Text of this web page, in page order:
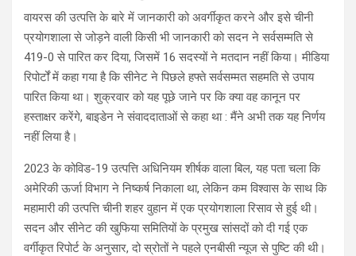
वायरस की उत्पत्ति के बारे में जानकारी को अवर्गीकृत करने और इसे चीनी
प्रयोगशाला से जोड़ने वाली किसी भी जानकारी को सदन ने सर्वसम्मति से
419-0 से पारित कर दिया, जिसमें 16 सदस्यों ने मतदान नहीं किया। मीडिया
रिपोर्टों में कहा गया है कि सीनेट ने पिछले हफ्ते सर्वसम्मत सहमति से उपाय
पारित किया था। शुक्रवार को यह पूछे जाने पर कि क्या वह कानून पर
हस्ताक्षर करेंगे, बाइडेन ने संवाददाताओं से कहा था : मैंने अभी तक यह निर्णय
नहीं लिया है।
2023 के कोविड-19 उत्पत्ति अधिनियम शीर्षक वाला बिल, यह पता चला कि
अमेरिकी ऊर्जा विभाग ने निष्कर्ष निकाला था, लेकिन कम विश्वास के साथ कि
महामारी की उत्पत्ति चीनी शहर वुहान में एक प्रयोगशाला रिसाव से हुई थी।
सदन और सीनेट की खुफिया समितियों के प्रमुख सांसदों को दी गई एक
वर्गीकृत रिपोर्ट के अनुसार, दो स्रोतों ने पहले एनबीसी न्यूज से पुष्टि की थी।